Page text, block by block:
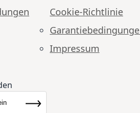
Cookie-Richtlinie
Impressum
Abonnieren